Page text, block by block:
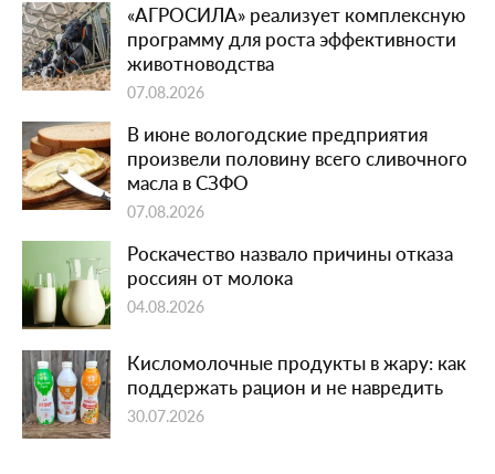
«АГРОСИЛА» реализует комплексную
программу для роста эффективности
животноводства
07.08.2026
В июне вологодские предприятия
произвели половину всего сливочного
масла в СЗФО
07.08.2026
Роскачество назвало причины отказа
россиян от молока
04.08.2026
Кисломолочные продукты в жару: как
поддержать рацион и не навредить
30.07.2026